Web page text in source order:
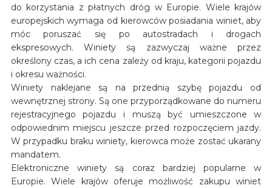
do korzystania z płatnych dróg w Europie. Wiele krajów
europejskich wymaga od kierowców posiadania winiet, aby
móc poruszać się po autostradach i drogach
ekspresowych. Winiety są zazwyczaj ważne przez
określony czas, a ich cena zależy od kraju, kategorii pojazdu
i okresu ważności.
Winiety naklejane są na przednią szybę pojazdu od
wewnętrznej strony. Są one przyporządkowane do numeru
rejestracyjnego pojazdu i muszą być umieszczone w
odpowiednim miejscu jeszcze przed rozpoczęciem jazdy.
W przypadku braku winiety, kierowca może zostać ukarany
mandatem.
Elektroniczne winiety są coraz bardziej popularne w
Europie. Wiele krajów oferuje możliwość zakupu winiet